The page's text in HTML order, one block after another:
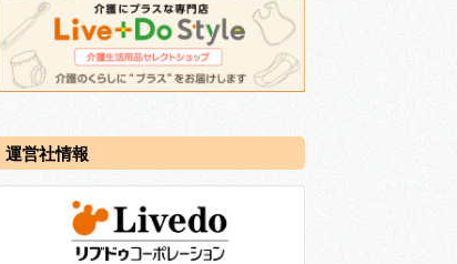
運営社情報